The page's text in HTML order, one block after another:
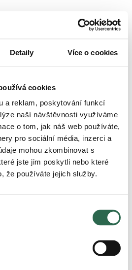
Detaily Více o cookies
cookies
a reklam, poskytování funkcí
naší návštěvnosti využíváme
o tom, jak náš web používáte,
pro sociální média, inzerci a
mohou zkombinovat s
jste jim poskytli nebo které
že používáte jejich služby.